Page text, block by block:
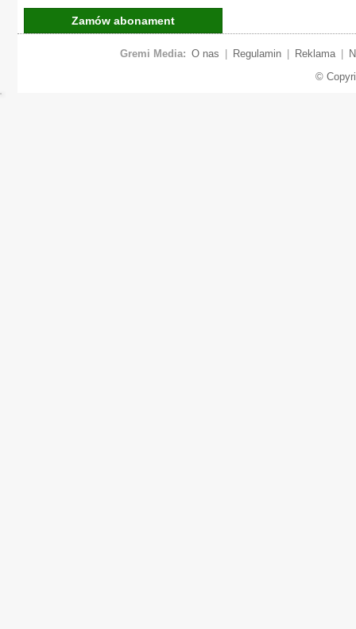
Zamów abonament
Gremi Media: O nas Regulamin Reklama
©